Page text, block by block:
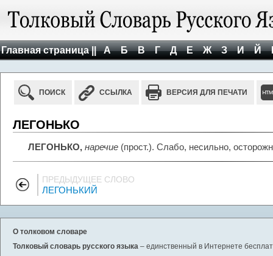
Главная страница || А Б В Г Д Е Ж З И Й
ПОИСК ССЫЛКА ВЕРСИЯ ДЛЯ ПЕЧАТИ
ЛЕГОНЬКО
ЛЕГОНЬКО, наречие (прост.). Слабо, несильно,
ПРЕДЫДУЩЕЕ СЛОВО
ЛЕГОНЬКИЙ
О толковом словаре
Толковый словарь русского языка – единственный в Интернете